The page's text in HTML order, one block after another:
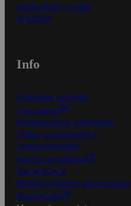
Kaikki ohjeet ja vinkit
In English
Info
S-Business yrityksille
Oiva-raportit
Osuuskauppojen yhteystiedot
Tilaus- ja toimitusehdot
Tietosuojakäytäntö
Palvelun käyttöehdot
Saavutettavuus
Mobiilisovelluksen saavutettavuus
Mainostajalle